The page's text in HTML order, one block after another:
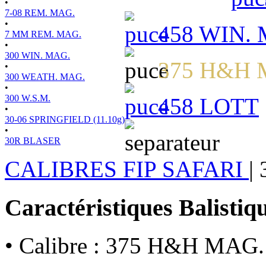
•
7-08 REM. MAG.
•
7 MM REM. MAG.
•
300 WIN. MAG.
•
300 WEATH. MAG.
•
300 W.S.M.
•
30-06 SPRINGFIELD (11.10g)
•
30R BLASER
458 WIN.
375 H&H
458 LOTT
CALIBRES FIP SAFARI |
Caractéristiques
• Calibre : 375 H&H MAG.